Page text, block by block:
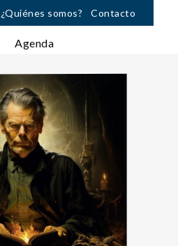
¿Quiénes somos? Contacto
Agenda